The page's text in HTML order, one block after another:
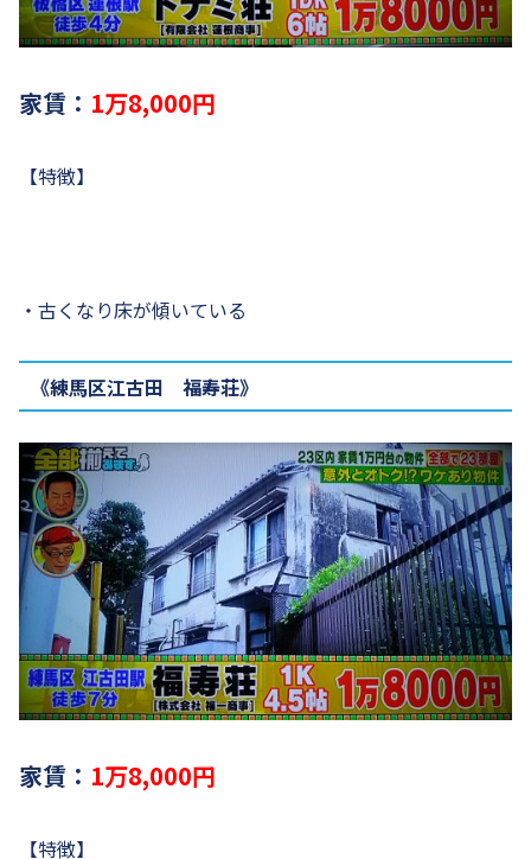
家賃： 1万8,000円
【特徴】
・古くなり床が傾いている
《練馬区江古田 福寿荘》
家賃： 1万8,000円
【特徴】